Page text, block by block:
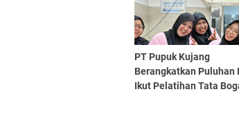
PT Pupuk Kujang
Berangkatkan Puluhan
Ikut Pelatihan Tata